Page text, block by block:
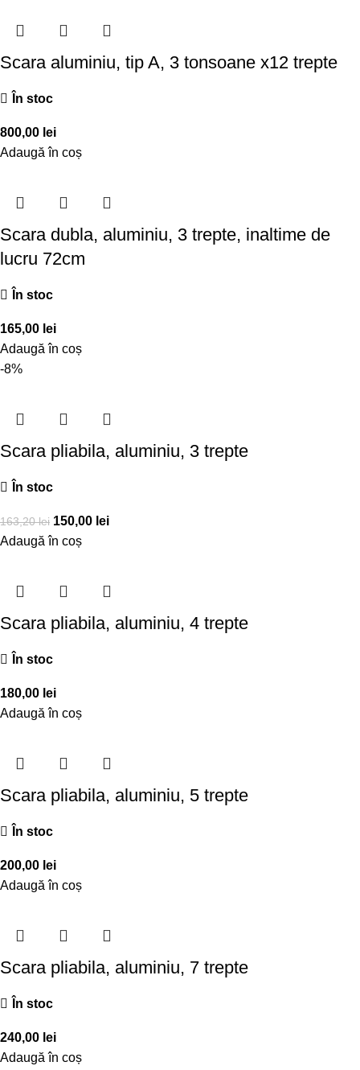
Scara aluminiu, tip A, 3 tonsoane x12 trepte
În stoc
800,00 lei
Adaugă în coș
Scara dubla, aluminiu, 3 trepte, inaltime de
lucru 72cm
În stoc
165,00 lei
Adaugă în coș
-8%
Scara pliabila, aluminiu, 3 trepte
În stoc
163,20lei 150,00 lei
Adaugă în coș
Scara pliabila, aluminiu, 4 trepte
În stoc
180,00 lei
Adaugă în coș
Scara pliabila, aluminiu, 5 trepte
În stoc
200,00 lei
Adaugă în coș
Scara pliabila, aluminiu, 7 trepte
În stoc
240,00 lei
Adaugă în coș